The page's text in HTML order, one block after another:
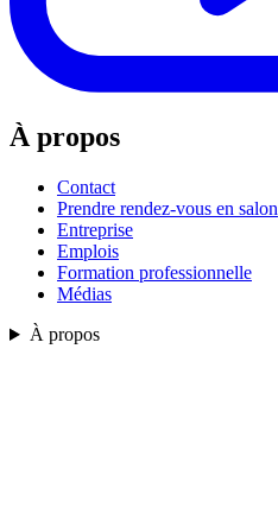
À propos
Contact
Prendre rendez-vous en salon
Entreprise
Emplois
Formation professionnelle
Médias
À propos